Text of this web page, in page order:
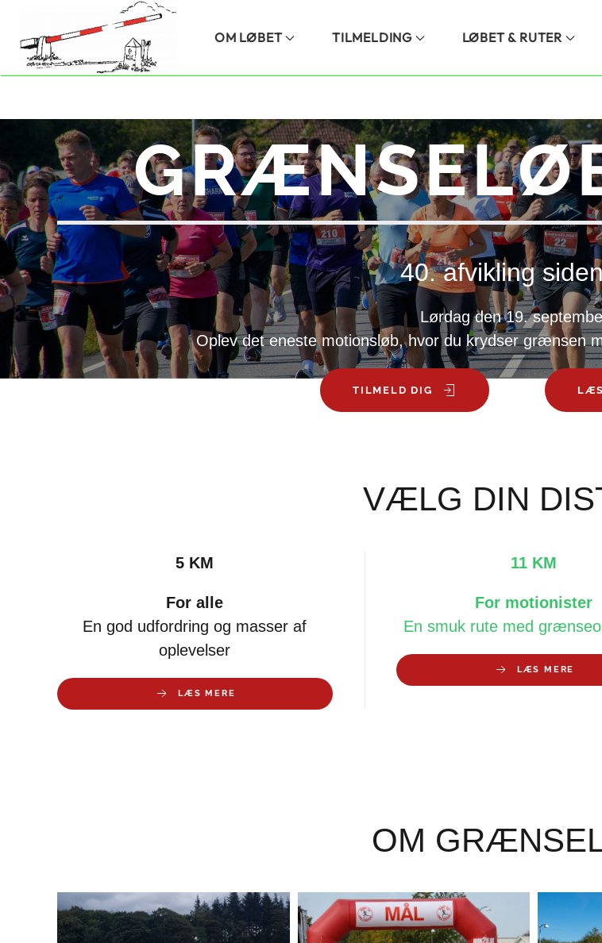
Skip to main content OM LØBET TILMELDING LØBET & RUTER
40. afvikling
Lørdag den 19.
Oplev det eneste motionsløb, hvor du krydser grænsen
TILMELD DIG
VÆLG DIN
5 KM
For alle
En god udfordring og masser af
oplevelser
LÆS MERE
11 KM
For motionister
En smuk rute med
LÆS MERE
OM